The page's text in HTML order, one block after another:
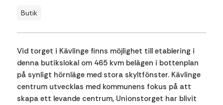
Butik
Vid torget i Kävlinge finns möjlighet till etablering i
denna butikslokal om 465 kvm belägen i bottenplan
på synligt hörnläge med stora skyltfönster. Kävlinge
centrum utvecklas med kommunens fokus på att
skapa ett levande centrum, Unionstorget har blivit